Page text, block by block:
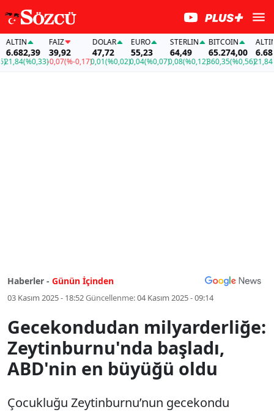
(%0,33)
FAİZ
39,92
-0,07(%-0,17)
DOLAR
47,72
0,01(%0,02)
EURO
55,23
0,04(%0,07)
STERLIN
64,49
0,08(%0,12)
BITCOIN
65.274,00
360,35(%0,56)
ALTIN
21,84
Haberler - Günün İçinden
03 Kasım 2025 - 18:52Güncellenme:04 Kasım 2025 - 09:14
Gecekondudan milyarderliğe:
Zeytinburnu'nda başladı,
ABD'nin en büyüğü oldu
Çocukluğu Zeytinburnu’nun gecekondu